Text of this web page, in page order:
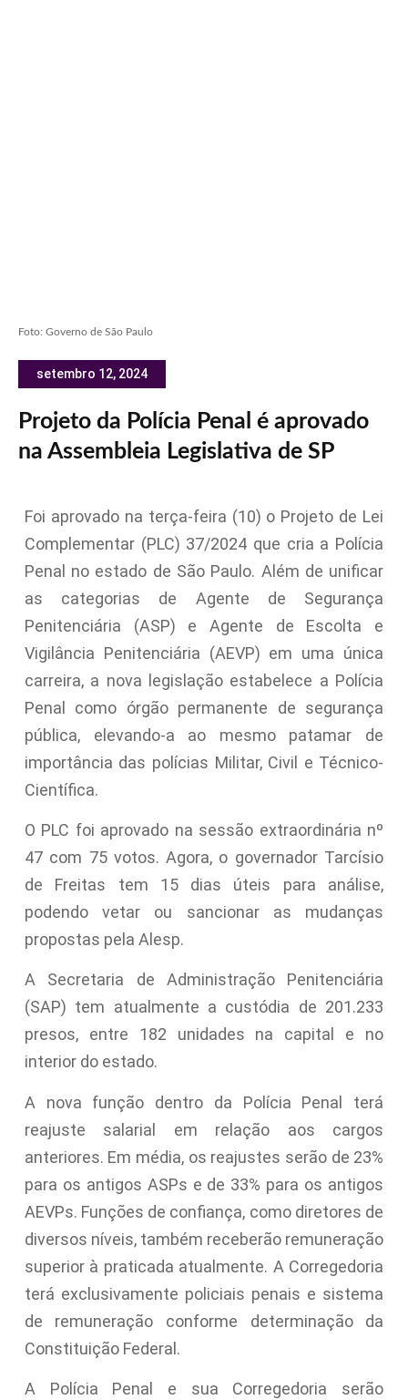
Foto: Governo de São Paulo
setembro 12, 2024
Projeto da Polícia Penal é aprovado
na Assembleia Legislativa de SP
Foi aprovado na terça-feira (10) o Projeto de Lei
Complementar (PLC) 37/2024 que cria a Polícia
Penal no estado de São Paulo. Além de unificar
as categorias de Agente de Segurança
Penitenciária (ASP) e Agente de Escolta e
Vigilância Penitenciária (AEVP) em uma única
carreira, a nova legislação estabelece a Polícia
Penal como órgão permanente de segurança
pública, elevando-a ao mesmo patamar de
importância das polícias Militar, Civil e Técnico-
Científica.
O PLC foi aprovado na sessão extraordinária nº
47 com 75 votos. Agora, o governador Tarcísio
de Freitas tem 15 dias úteis para análise,
podendo vetar ou sancionar as mudanças
propostas pela Alesp.
A Secretaria de Administração Penitenciária
(SAP) tem atualmente a custódia de 201.233
presos, entre 182 unidades na capital e no
interior do estado.
A nova função dentro da Polícia Penal terá
reajuste salarial em relação aos cargos
anteriores. Em média, os reajustes serão de 23%
para os antigos ASPs e de 33% para os antigos
AEVPs. Funções de confiança, como diretores de
diversos níveis, também receberão remuneração
superior à praticada atualmente. A Corregedoria
terá exclusivamente policiais penais e sistema
de remuneração conforme determinação da
Constituição Federal.
A Polícia Penal e sua Corregedoria serão